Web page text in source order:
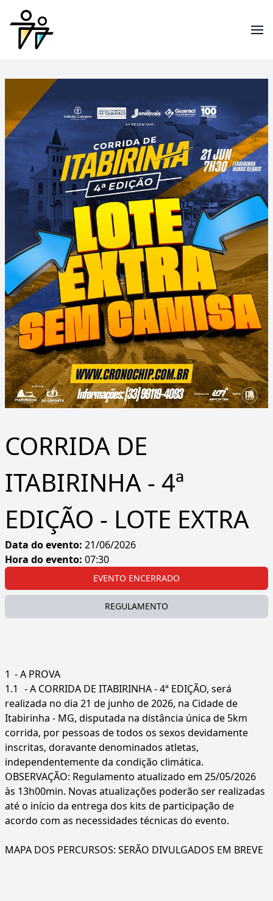
CORRIDA DE
ITABIRINHA - 4ª
EDIÇÃO - LOTE EXTRA
Data do evento: 21/06/2026
Hora do evento: 07:30
EVENTO ENCERRADO
REGULAMENTO
1 - A PROVA
1.1 - A CORRIDA DE ITABIRINHA - 4ª EDIÇÃO, será
realizada no dia 21 de junho de 2026, na Cidade de
Itabirinha - MG, disputada na distância única de 5km
corrida, por pessoas de todos os sexos devidamente
inscritas, doravante denominados atletas,
independentemente da condição climática.
OBSERVAÇÃO: Regulamento atualizado em 25/05/2026
às 13h00min. Novas atualizações poderão ser realizadas
até o início da entrega dos kits de participação de
acordo com as necessidades técnicas do evento.
MAPA DOS PERCURSOS: SERÃO DIVULGADOS EM BREVE